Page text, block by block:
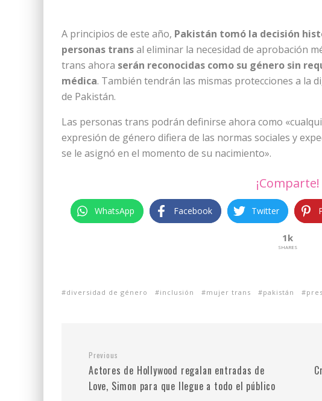
A principios de este año, Pakistán tomó la decisión
personas transal eliminar la necesidad de aprobación
trans ahora serán reconocidas como su género sin
médica. También tendrán las mismas protecciones a la
de Pakistán.
Las personas trans podrán definirse ahora como
expresión de género difiera de las normas sociales y
se le asignó en el momento de su nacimiento».
¡Comparte!
WhatsApp Facebook Twitter
1k
SHARES
diversidad de género inclusión mujer trans pakistán
Previous
Actores de Hollywood regalan entradas de
Love, Simon para que llegue a todo el público